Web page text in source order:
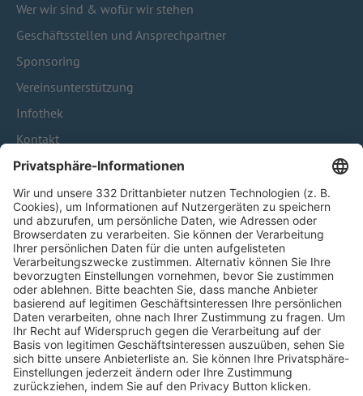
Wer wir sind & wofür wir stehen
Geschäftsstellen und Ansprechpartner
Sponsoring
Vereinsunterstützung
Infothek
Kontakt
HÄUFIG BESUCHTE SEITEN
Pässe und Vereinswechsel
Trainerausbildung
Schulungsangebot Vereinsmitarbeiter
BFV-Geschäftsstellen
Trainerbörse
Login SpielPlus